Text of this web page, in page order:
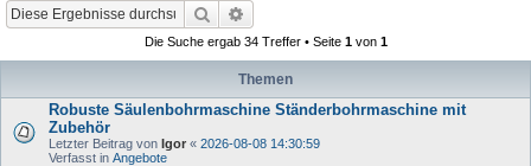
Suche
Die Suche ergab 34 Treffer • Seite 1von 1
Themen
Robuste Säulenbohrmaschine Ständerbohrmaschine mit
Zubehör
Letzter Beitrag von Igor « 2026-08-08 14:30:59
Verfasst in Angebote